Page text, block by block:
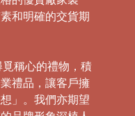
和明確的交貨期
稱心的禮物，積
禮品，讓客戶擁
」。我們亦期望